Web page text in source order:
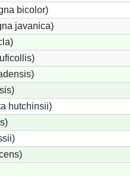
bicolor)
javanica)
hutchinsii)